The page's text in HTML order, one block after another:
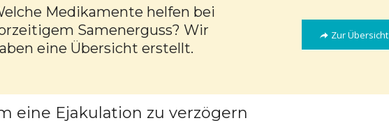
Medikamente helfen bei
Samenerguss? Wir
eine Übersicht erstellt.
Zur Übersicht
eine Ejakulation zu verzögern